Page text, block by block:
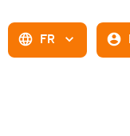
FR